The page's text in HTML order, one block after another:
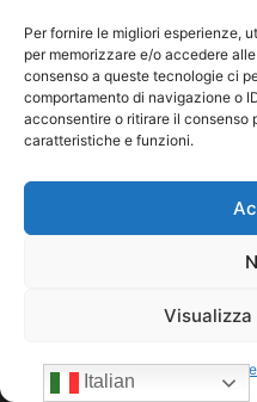
Per fornire le migliori esperienze,
per memorizzare e/o accedere
consenso a queste tecnologie ci
comportamento di navigazione o
acconsentire o ritirare il consenso
caratteristiche e funzioni.
Italian